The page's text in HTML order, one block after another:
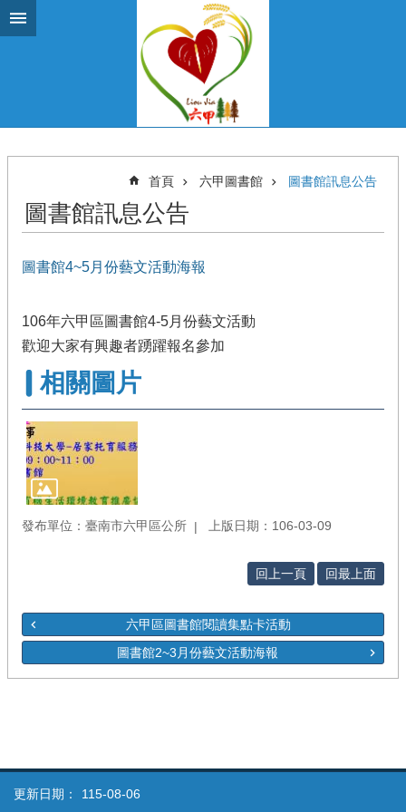
跳到主要內容區塊
首頁 六甲圖書館 圖書館訊息公告
圖書館訊息公告
圖書館4~5月份藝文活動海報
106年六甲區圖書館4-5月份藝文活動
歡迎大家有興趣者踴躍報名參加
相關圖片
發布單位：臺南市六甲區公所 上版日期：106-03-09
回上一頁 回最上面
六甲區圖書館閱讀集點卡活動
圖書館2~3月份藝文活動海報
更新日期：
115-08-06